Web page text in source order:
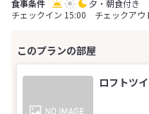
夕・朝食付き
チェックイン 15:00 チェックアウ
ロフトツ